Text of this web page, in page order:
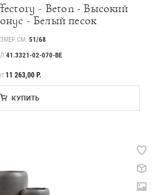
- Beton - Высокий
- Белый песок
СМ. 51/68
41.3321-02-070-BE
11 263,00 Р.
КУПИТЬ